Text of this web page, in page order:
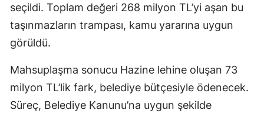
seçildi. Toplam değeri 268 milyon TL’yi aşan bu
taşınmazların trampası, kamu yararına uygun
görüldü.
Mahsuplaşma sonucu Hazine lehine oluşan 73
milyon TL’lik fark, belediye bütçesiyle ödenecek.
Süreç, Belediye Kanunu’na uygun şekilde